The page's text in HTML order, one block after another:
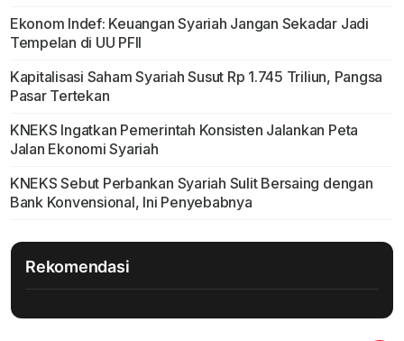
Ekonom Indef: Keuangan Syariah Jangan Sekadar Jadi
Tempelan di UU PFII
Kapitalisasi Saham Syariah Susut Rp 1.745 Triliun, Pangsa
Pasar Tertekan
KNEKS Ingatkan Pemerintah Konsisten Jalankan Peta
Jalan Ekonomi Syariah
KNEKS Sebut Perbankan Syariah Sulit Bersaing dengan
Bank Konvensional, Ini Penyebabnya
Rekomendasi